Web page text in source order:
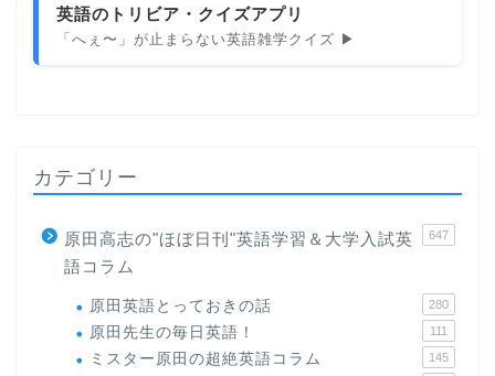
英語のトリビア・クイズアプリ
「へぇ〜」が止まらない英語雑学クイズ ▶
カテゴリー
原田高志の"ほぼ日刊"英語学習＆大学入試英
語コラム
647
原田英語とっておきの話 280
原田先生の毎日英語！ 111
ミスター原田の超絶英語コラム 145